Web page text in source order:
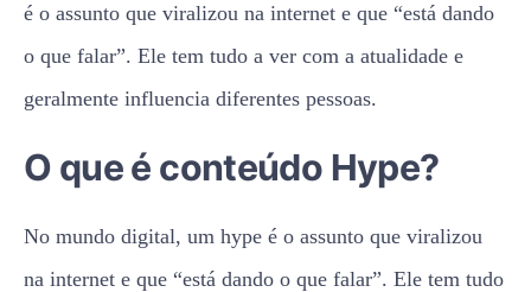
é o assunto que viralizou na internet e que “está dando
o que falar”. Ele tem tudo a ver com a atualidade e
geralmente influencia diferentes pessoas.
O que é conteúdo Hype?
No mundo digital, um hype é o assunto que viralizou
na internet e que “está dando o que falar”. Ele tem tudo